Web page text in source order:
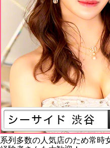
系列多数の人気店のため常